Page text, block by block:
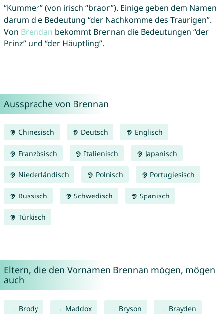
“Kummer” (von irisch “braon”). Einige geben dem Namen
darum die Bedeutung “der Nachkomme des Traurigen”.
Von Brendan bekommt Brennan die Bedeutungen “der
Prinz” und “der Häuptling”.
Aussprache von Brennan
Chinesisch Deutsch Englisch
Französisch Italienisch Japanisch
Niederländisch Polnisch Portugiesisch
Russisch Schwedisch Spanisch
Türkisch
Eltern, die den Vornamen Brennan mögen, mögen
auch
Brody Maddox Bryson Brayden